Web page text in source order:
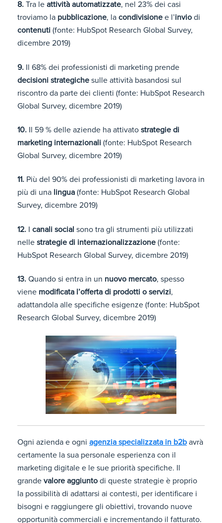
8. Tra le attività automatizzate, nel 23% dei casi
troviamo la pubblicazione, la condivisione e l’invio di
contenuti (fonte: HubSpot Research Global Survey,
dicembre 2019)
9. Il 68% dei professionisti di marketing prende
decisioni strategiche sulle attività basandosi sul
riscontro da parte dei clienti (fonte: HubSpot Research
Global Survey, dicembre 2019)
10. Il 59 % delle aziende ha attivato strategie di
marketing internazionali (fonte: HubSpot Research
Global Survey, dicembre 2019)
11. Più del 90% dei professionisti di marketing lavora in
più di una lingua (fonte: HubSpot Research Global
Survey, dicembre 2019)
12. I canali social sono tra gli strumenti più utilizzati
nelle strategie di internazionalizzazione (fonte:
HubSpot Research Global Survey, dicembre 2019)
13. Quando si entra in un nuovo mercato, spesso
viene modificata l’offerta di prodotti o servizi,
adattandola alle specifiche esigenze (fonte: HubSpot
Research Global Survey, dicembre 2019)
Ogni azienda e ogni agenzia specializzata in b2b avrà
certamente la sua personale esperienza con il
marketing digitale e le sue priorità specifiche. Il
grande valore aggiunto di queste strategie è proprio
la possibilità di adattarsi ai contesti, per identificare i
bisogni e raggiungere gli obiettivi, trovando nuove
opportunità commerciali e incrementando il fatturato.